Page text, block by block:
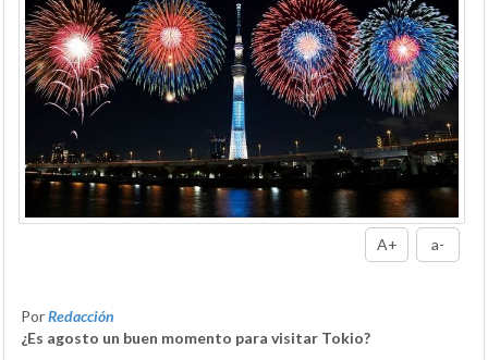
A+ a-
PorRedacción
¿Es agosto un buen momento para visitar Tokio?